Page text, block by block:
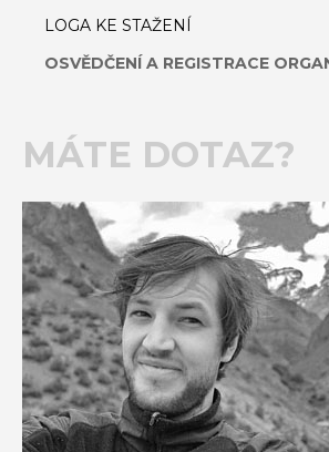
LOGA KE STAŽENÍ
OSVĚDČENÍ A REGISTRACE
MÁTE DOTAZ?